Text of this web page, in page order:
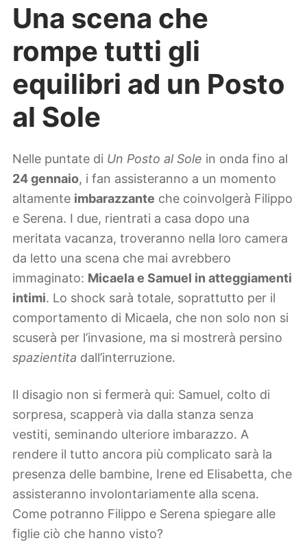
Una scena che
rompe tutti gli
equilibri ad un Posto
al Sole
Nelle puntate di Un Posto al Sole in onda fino al
24 gennaio, i fan assisteranno a un momento
altamente imbarazzante che coinvolgerà Filippo
e Serena. I due, rientrati a casa dopo una
meritata vacanza, troveranno nella loro camera
da letto una scena che mai avrebbero
immaginato: Micaela e Samuel in atteggiamenti
intimi. Lo shock sarà totale, soprattutto per il
comportamento di Micaela, che non solo non si
scuserà per l’invasione, ma si mostrerà persino
spazientita dall’interruzione.
Il disagio non si fermerà qui: Samuel, colto di
sorpresa, scapperà via dalla stanza senza
vestiti, seminando ulteriore imbarazzo. A
rendere il tutto ancora più complicato sarà la
presenza delle bambine, Irene ed Elisabetta, che
assisteranno involontariamente alla scena.
Come potranno Filippo e Serena spiegare alle
figlie ciò che hanno visto?